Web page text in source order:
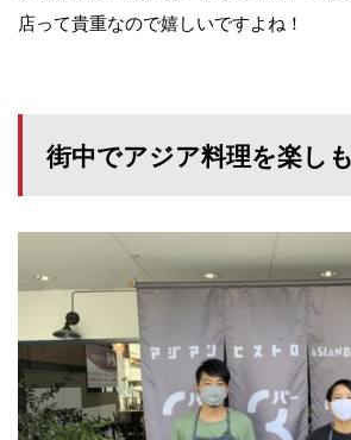
店って貴重なので嬉しいですよね！
街中でアジア料理を楽し